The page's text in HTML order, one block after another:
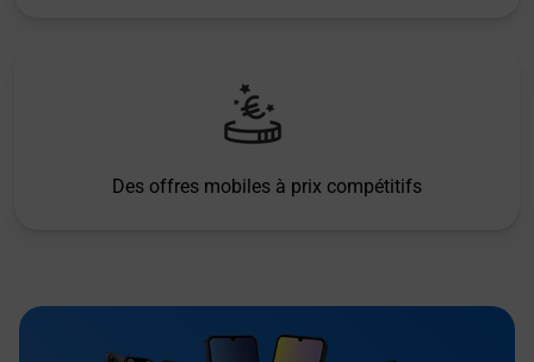
Des offres mobiles à prix compétitifs